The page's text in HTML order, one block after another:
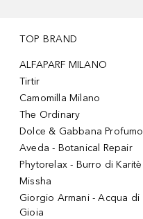
TOP BRAND
ALFAPARF MILANO
Tirtir
Camomilla Milano
The Ordinary
Dolce & Gabbana Profumo
Aveda - Botanical Repair
Phytorelax - Burro di Karitè
Missha
Giorgio Armani - Acqua di
Gioia